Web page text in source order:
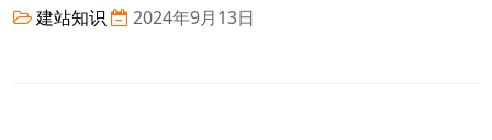
建站知识 2024年9月13日